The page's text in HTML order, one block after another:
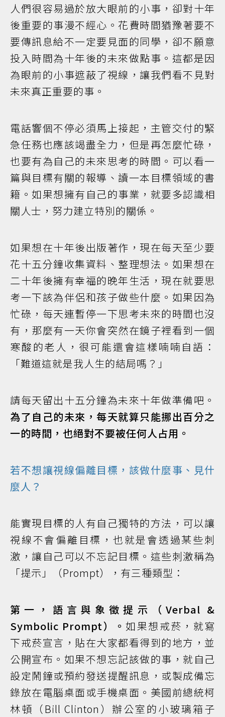
人們很容易過於放大眼前的小事，卻對十年
後重要的事漫不經心。花費時間猶豫著要不
要傳訊息給不一定要見面的同學，卻不願意
投入時間為十年後的未來做點事。這都是因
為眼前的小事遮蔽了視線，讓我們看不見對
未來真正重要的事。
電話響個不停必須馬上接起，主管交付的緊
急任務也應該竭盡全力，但是再怎麼忙碌，
也要有為自己的未來思考的時間。可以看一
篇與目標有關的報導、讀一本目標領域的書
籍。如果想擁有自己的事業，就要多認識相
關人士，努力建立特別的關係。
如果想在十年後出版著作，現在每天至少要
花十五分鐘收集資料、整理想法。如果想在
二十年後擁有幸福的晚年生活，現在就要思
考一下該為伴侶和孩子做些什麼。如果因為
忙碌，每天連暫停一下思考未來的時間也沒
有，那麼有一天你會突然在鏡子裡看到一個
寒酸的老人，很可能還會這樣喃喃自語：
「難道這就是我人生的結局嗎？」
請每天留出十五分鐘為未來十年做準備吧。
為了自己的未來，每天就算只能挪出百分之
一的時間，也絕對不要被任何人占用。
若不想讓視線偏離目標，該做什麼事、見什
麼人？
能實現目標的人有自己獨特的方法，可以讓
視線不會偏離目標，也就是會透過某些刺
激，讓自己可以不忘記目標。這些刺激稱為
「提示」（Prompt），有三種類型：
第一，語言與象徵提示（Verbal &
Symbolic Prompt）。如果想戒菸，就寫
下戒菸宣言，貼在大家都看得到的地方，並
公開宣布。如果不想忘記該做的事，就自己
設定鬧鐘或預約發送提醒訊息，或製成備忘
錄放在電腦桌面或手機桌面。美國前總統柯
林頓（Bill Clinton）辦公室的小玻璃箱子